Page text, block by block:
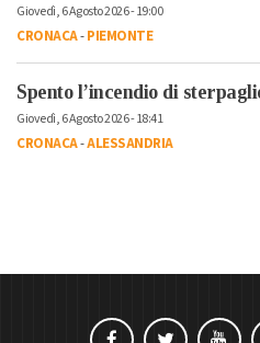
Giovedì, 6 Agosto 2026 - 19:00
CRONACA-PIEMONTE
Spento l’incendio di
Giovedì, 6 Agosto 2026 - 18:41
CRONACA-ALESSANDRIA